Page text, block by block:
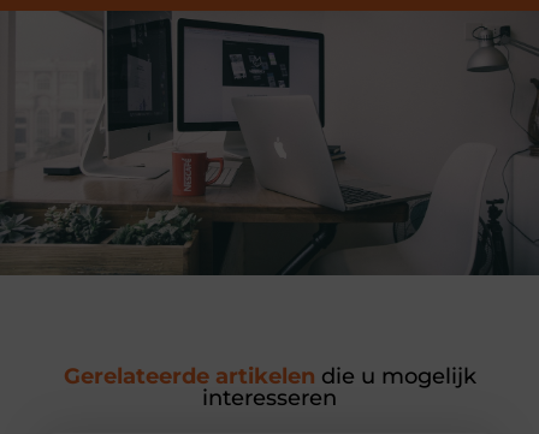
Gerelateerde artikelen die u mogelijk
interesseren